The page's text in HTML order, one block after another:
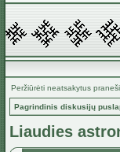
Peržiūrėti neatsakytus
Pagrindinis diskusijų
Liaudies